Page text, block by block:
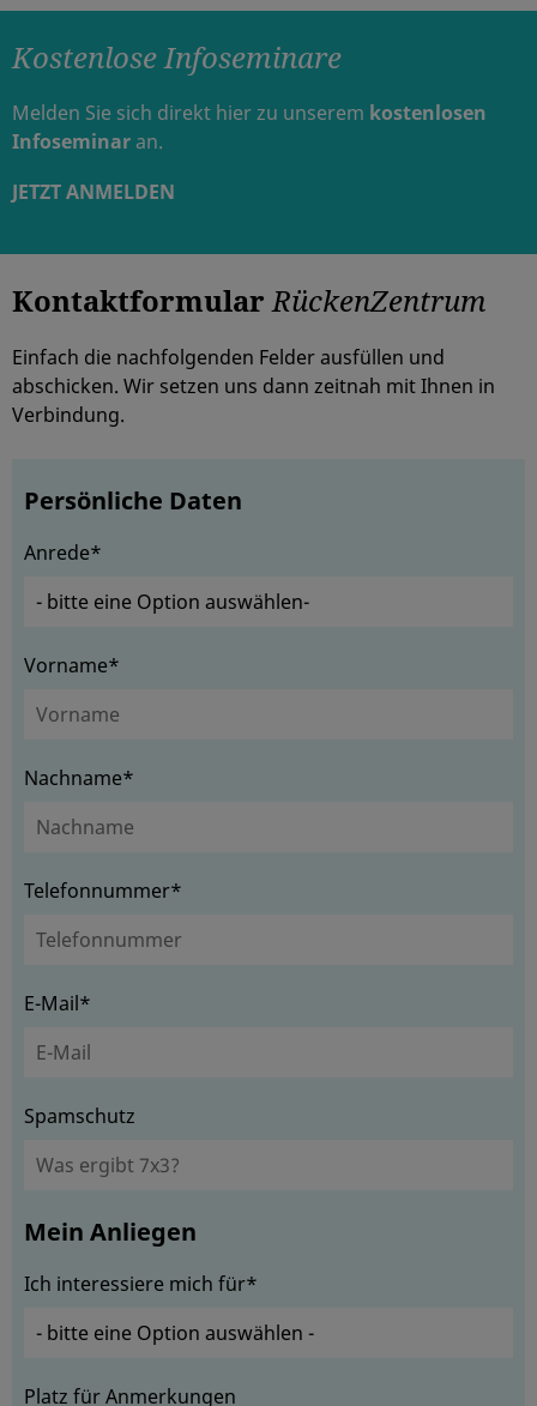
Kostenlose Infoseminare
Melden Sie sich direkt hier zu unserem kostenlosen
Infoseminaran.
JETZT ANMELDEN
KontaktformularRückenZentrum
Einfach die nachfolgenden Felder ausfüllen und
abschicken. Wir setzen uns dann zeitnah mit Ihnen in
Verbindung.
Persönliche Daten
Anrede*
Vorname*
Nachname*
Telefonnummer*
E-Mail*
Spamschutz
Mein Anliegen
Ich interessiere mich für*
Platz für Anmerkungen